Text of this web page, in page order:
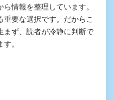
情報を整理しています。
要な選択です。だからこ
まず、読者が冷静に判断で
。